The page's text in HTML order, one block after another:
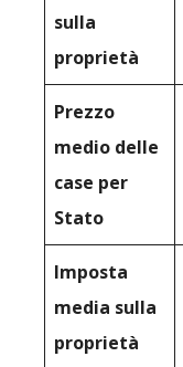
sulla
proprietà
Prezzo
medio delle
case per
Stato
Imposta
media sulla
proprietà